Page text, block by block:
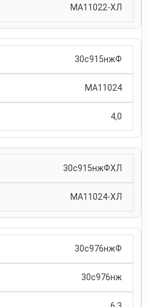
МА11022-ХЛ
30с915нжФ
МА11024
4,0
30с915нжФХЛ
МА11024-ХЛ
30с976нжФ
30с976нж